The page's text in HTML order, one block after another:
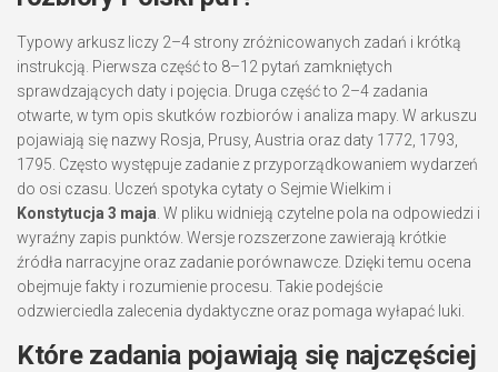
Typowy arkusz liczy 2–4 strony zróżnicowanych zadań i krótką
instrukcją. Pierwsza część to 8–12 pytań zamkniętych
sprawdzających daty i pojęcia. Druga część to 2–4 zadania
otwarte, w tym opis skutków rozbiorów i analiza mapy. W arkuszu
pojawiają się nazwy Rosja, Prusy, Austria oraz daty 1772, 1793,
1795. Często występuje zadanie z przyporządkowaniem wydarzeń
do osi czasu. Uczeń spotyka cytaty o Sejmie Wielkim i
Konstytucja 3 maja . W pliku widnieją czytelne pola na odpowiedzi i
wyraźny zapis punktów. Wersje rozszerzone zawierają krótkie
źródła narracyjne oraz zadanie porównawcze. Dzięki temu ocena
obejmuje fakty i rozumienie procesu. Takie podejście
odzwierciedla zalecenia dydaktyczne oraz pomaga wyłapać luki.
Które zadania pojawiają się najczęściej